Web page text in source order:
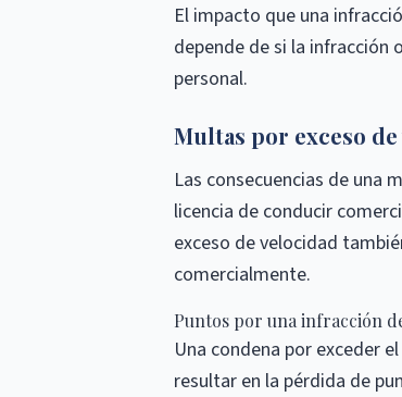
El impacto que una
depende de si la infracción
personal.
Multas por exceso
Las consecuencias de una
licencia de conducir
exceso de velocidad
comercialmente.
Puntos por una infracción
Una condena por exceder
resultar en la pérdida de